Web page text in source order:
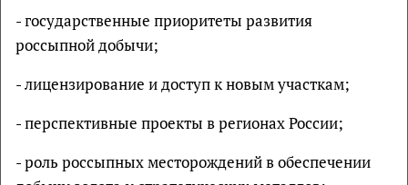
- государственные приоритеты развития
россыпной добычи;
- лицензирование и доступ к новым участкам;
- перспективные проекты в регионах России;
- роль россыпных месторождений в обеспечении